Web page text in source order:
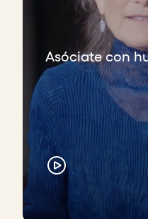
Asóciate con